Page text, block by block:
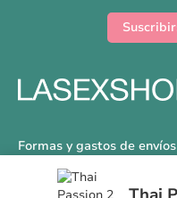
Formas y gastos de envíos
Devoluciones